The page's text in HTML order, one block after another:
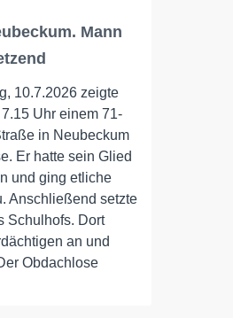
Mann
10.7.2026 zeigte
Uhr einem 71-
in Neubeckum
Er hatte sein Glied
und ging etliche
Anschließend setzte
Schulhofs. Dort
an und
Obdachlose